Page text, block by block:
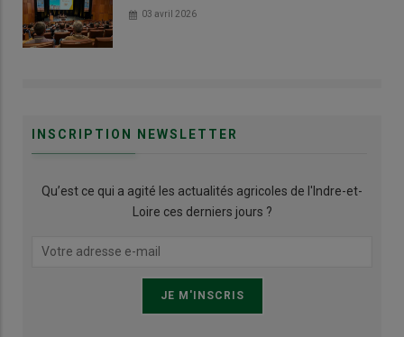
03 avril 2026
INSCRIPTION NEWSLETTER
Qu’est ce qui a agité les actualités agricoles de l'Indre-et-
Loire ces derniers jours ?